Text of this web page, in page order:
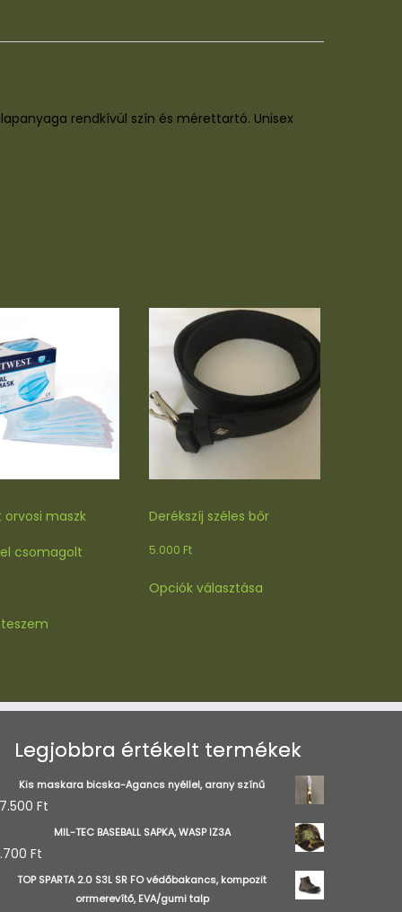
rendkívül szín és mérettartó. Unisex
orvosi maszk
csomagolt
Derékszíj széles bőr
5.000 Ft
Opciók választásaa
változatok
termékoldalon
választhatók
ki
Legjobbra értékelt termékek
Kis maskara bicska-Agancs nyéllel, arany színű
Ft
MIL-TEC BASEBALL SAPKA, WASP IZ3A
Ft
TOP SPARTA 2.0 S3L SR FO védőbakancs, kompozit
orrmerevítő, EVA/gumi talp